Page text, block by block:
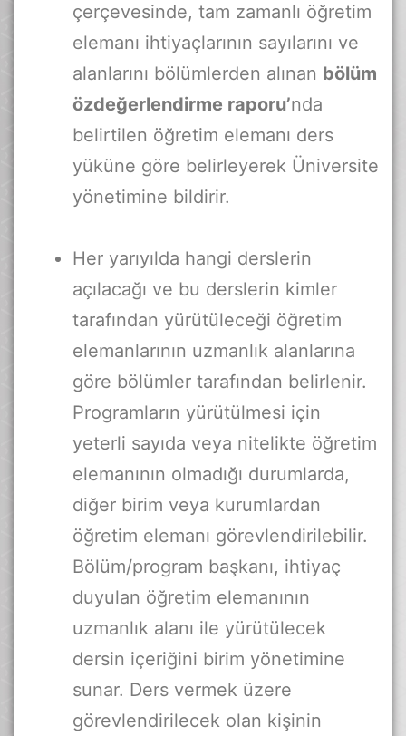
çerçevesinde, tam zamanlı öğretim
elemanı ihtiyaçlarının sayılarını ve
alanlarını bölümlerden alınan bölüm
özdeğerlendirme raporu’nda
belirtilen öğretim elemanı ders
yüküne göre belirleyerek Üniversite
yönetimine bildirir.
Her yarıyılda hangi derslerin
açılacağı ve bu derslerin kimler
tarafından yürütüleceği öğretim
elemanlarının uzmanlık alanlarına
göre bölümler tarafından belirlenir.
Programların yürütülmesi için
yeterli sayıda veya nitelikte öğretim
elemanının olmadığı durumlarda,
diğer birim veya kurumlardan
öğretim elemanı görevlendirilebilir.
Bölüm/program başkanı, ihtiyaç
duyulan öğretim elemanının
uzmanlık alanı ile yürütülecek
dersin içeriğini birim yönetimine
sunar. Ders vermek üzere
görevlendirilecek olan kişinin